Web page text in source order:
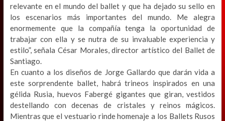
relevante en el mundo del ballet y que ha dejado su sello en
los escenarios más importantes del mundo. Me alegra
enormemente que la compañía tenga la oportunidad de
trabajar con ella y se nutra de su invaluable experiencia y
estilo”, señala César Morales, director artístico del Ballet de
Santiago.
En cuanto a los diseños de Jorge Gallardo que darán vida a
este sorprendente ballet, habrá trineos inspirados en una
gélida Rusia, huevos Fabergé gigantes que giran, vestidos
destellando con decenas de cristales y reinos mágicos.
Mientras que el vestuario rinde homenaje a los Ballets Rusos